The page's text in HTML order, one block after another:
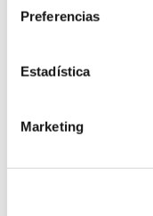
Preferencias
Estadística
Marketing